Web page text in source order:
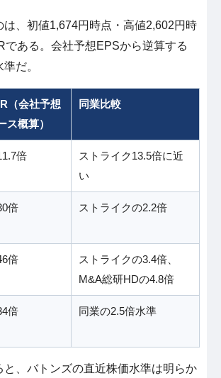
は、初値1,674円時点・高値2,602円時
である。会社予想EPSから逆算する
だ。
（会社予想
ス概算）
同業比較
倍
ストライク13.5倍に近
い
倍 ストライクの2.2倍
倍
ストライクの3.4倍、
M&A総研HDの4.8倍
倍 同業の2.5倍水準
と、バトンズの直近株価水準は明らか